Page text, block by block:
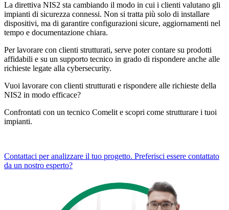
La direttiva NIS2 sta cambiando il modo in cui i clienti valutano gli
impianti di sicurezza connessi. Non si tratta più solo di installare
dispositivi, ma di garantire configurazioni sicure, aggiornamenti nel
tempo e documentazione chiara.
Per lavorare con clienti strutturati, serve poter contare su prodotti
affidabili e su un supporto tecnico in grado di rispondere anche alle
richieste legate alla cybersecurity.
Vuoi lavorare con clienti strutturati e rispondere alle richieste della
NIS2 in modo efficace?
Confrontati con un tecnico Comelit e scopri come strutturare i tuoi
impianti.
Contattaci per analizzare il tuo progetto. Preferisci essere contattato
da un nostro esperto?